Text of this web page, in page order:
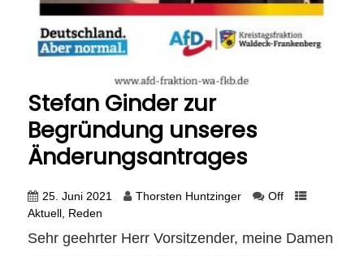
Stefan Ginder zur
Begründung unseres
Änderungsantrages
25. Juni 2021 Thorsten Huntzinger
Off
Aktuell Reden
Sehr geehrter Herr Vorsitzender, meine Damen